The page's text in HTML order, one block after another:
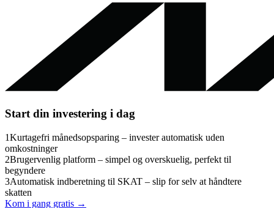
Start din investering i dag
1Kurtagefri månedsopsparing – invester automatisk uden
omkostninger
2Brugervenlig platform – simpel og overskuelig, perfekt til
begyndere
3Automatisk indberetning til SKAT – slip for selv at håndtere
skatten
Kom i gang gratis →